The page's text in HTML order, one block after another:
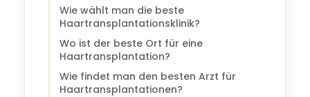
Wie wählt man die beste
Haartransplantationsklinik?
Wo ist der beste Ort für eine
Haartransplantation?
Wie findet man den besten Arzt für
Haartransplantationen?